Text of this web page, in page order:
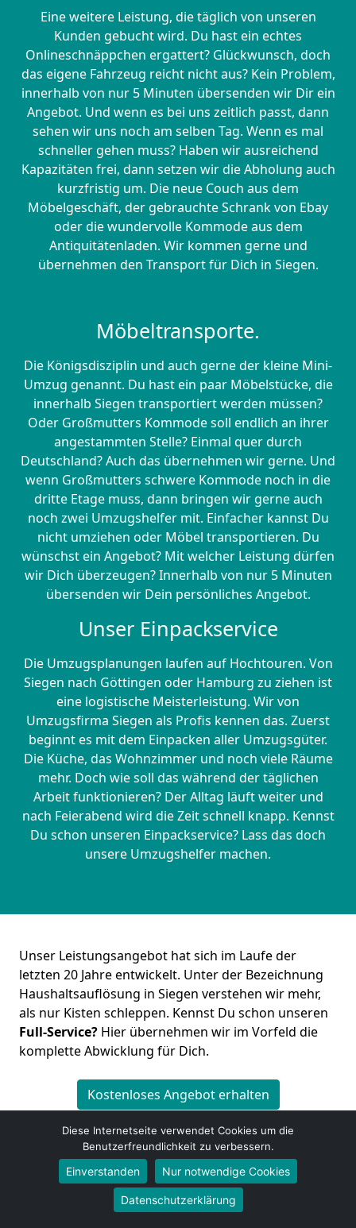
Eine weitere Leistung, die täglich von unseren
Kunden gebucht wird. Du hast ein echtes
Onlineschnäppchen ergattert? Glückwunsch, doch
das eigene Fahrzeug reicht nicht aus? Kein Problem,
innerhalb von nur 5 Minuten übersenden wir Dir ein
Angebot. Und wenn es bei uns zeitlich passt, dann
sehen wir uns noch am selben Tag. Wenn es mal
schneller gehen muss? Haben wir ausreichend
Kapazitäten frei, dann setzen wir die Abholung auch
kurzfristig um. Die neue Couch aus dem
Möbelgeschäft, der gebrauchte Schrank von Ebay
oder die wundervolle Kommode aus dem
Antiquitätenladen. Wir kommen gerne und
übernehmen den Transport für Dich in Siegen.
Möbeltransporte.
Die Königsdisziplin und auch gerne der kleine Mini-
Umzug genannt. Du hast ein paar Möbelstücke, die
innerhalb Siegen transportiert werden müssen?
Oder Großmutters Kommode soll endlich an ihrer
angestammten Stelle? Einmal quer durch
Deutschland? Auch das übernehmen wir gerne. Und
wenn Großmutters schwere Kommode noch in die
dritte Etage muss, dann bringen wir gerne auch
noch zwei Umzugshelfer mit. Einfacher kannst Du
nicht umziehen oder Möbel transportieren. Du
wünschst ein Angebot? Mit welcher Leistung dürfen
wir Dich überzeugen? Innerhalb von nur 5 Minuten
übersenden wir Dein persönliches Angebot.
Unser Einpackservice
Die Umzugsplanungen laufen auf Hochtouren. Von
Siegen nach Göttingen oder Hamburg zu ziehen ist
eine logistische Meisterleistung. Wir von
Umzugsfirma Siegen als Profis kennen das. Zuerst
beginnt es mit dem Einpacken aller Umzugsgüter.
Die Küche, das Wohnzimmer und noch viele Räume
mehr. Doch wie soll das während der täglichen
Arbeit funktionieren? Der Alltag läuft weiter und
nach Feierabend wird die Zeit schnell knapp. Kennst
Du schon unseren Einpackservice? Lass das doch
unsere Umzugshelfer machen.
Unser Leistungsangebot hat sich im Laufe der
letzten 20 Jahre entwickelt. Unter der Bezeichnung
Haushaltsauflösung in Siegen verstehen wir mehr,
als nur Kisten schleppen. Kennst Du schon unseren
Full-Service? Hier übernehmen wir im Vorfeld die
komplette Abwicklung für Dich.
Kostenloses Angebot erhalten
Umzugsfirma Siegen
Diese Internetseite verwendet Cookies um die
Benutzerfreundlichkeit zu verbessern.
Einverstanden Nur notwendige Cookies
Datenschutzerklärung